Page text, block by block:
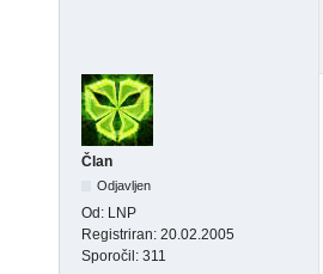
Član
Odjavljen
Od: LNP
Registriran: 20.02.2005
Sporočil: 311